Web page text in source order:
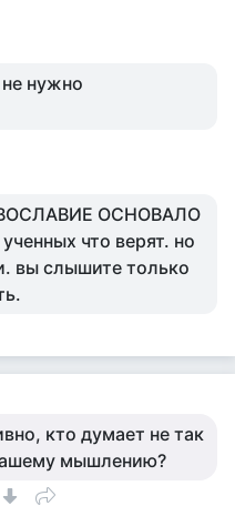
нужно
ОСНОВАЛО
что верят. но
вы слышите только
кто думает не так
мышлению?